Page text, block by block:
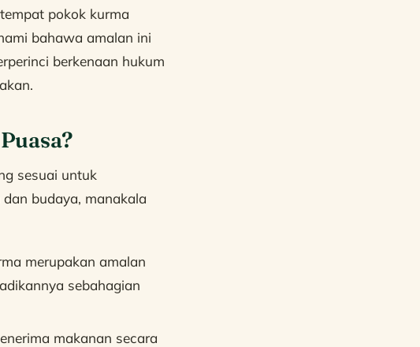
pokok kurma
bahawa amalan ini
berkenaan hukum
sesuai untuk
budaya, manakala
merupakan amalan
sebahagian
makanan secara